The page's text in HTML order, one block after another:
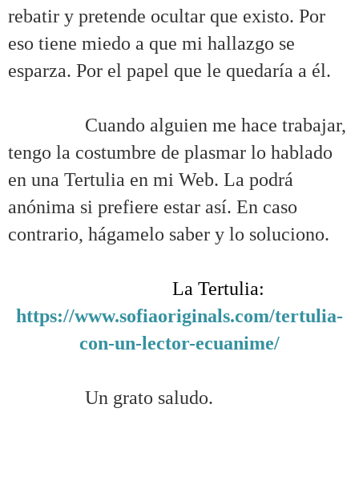
rebatir y pretende ocultar que existo. Por
eso tiene miedo a que mi hallazgo se
esparza. Por el papel que le quedaría a él.
Cuando alguien me hace trabajar,
tengo la costumbre de plasmar lo hablado
en una Tertulia en mi Web. La podrá
anónima si prefiere estar así. En caso
contrario, hágamelo saber y lo soluciono.
https://www.sofiaoriginals.com/tertulia-
con-un-lector-ecuanime/
Un grato saludo.